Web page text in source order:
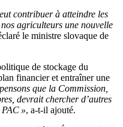
contribuer à atteindre les
agriculteurs une nouvelle
le ministre slovaque de
de stockage du
financier et entraîner une
que la Commission,
devrait chercher d’autres
», a-t-il ajouté.